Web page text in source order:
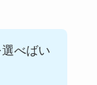
べばい